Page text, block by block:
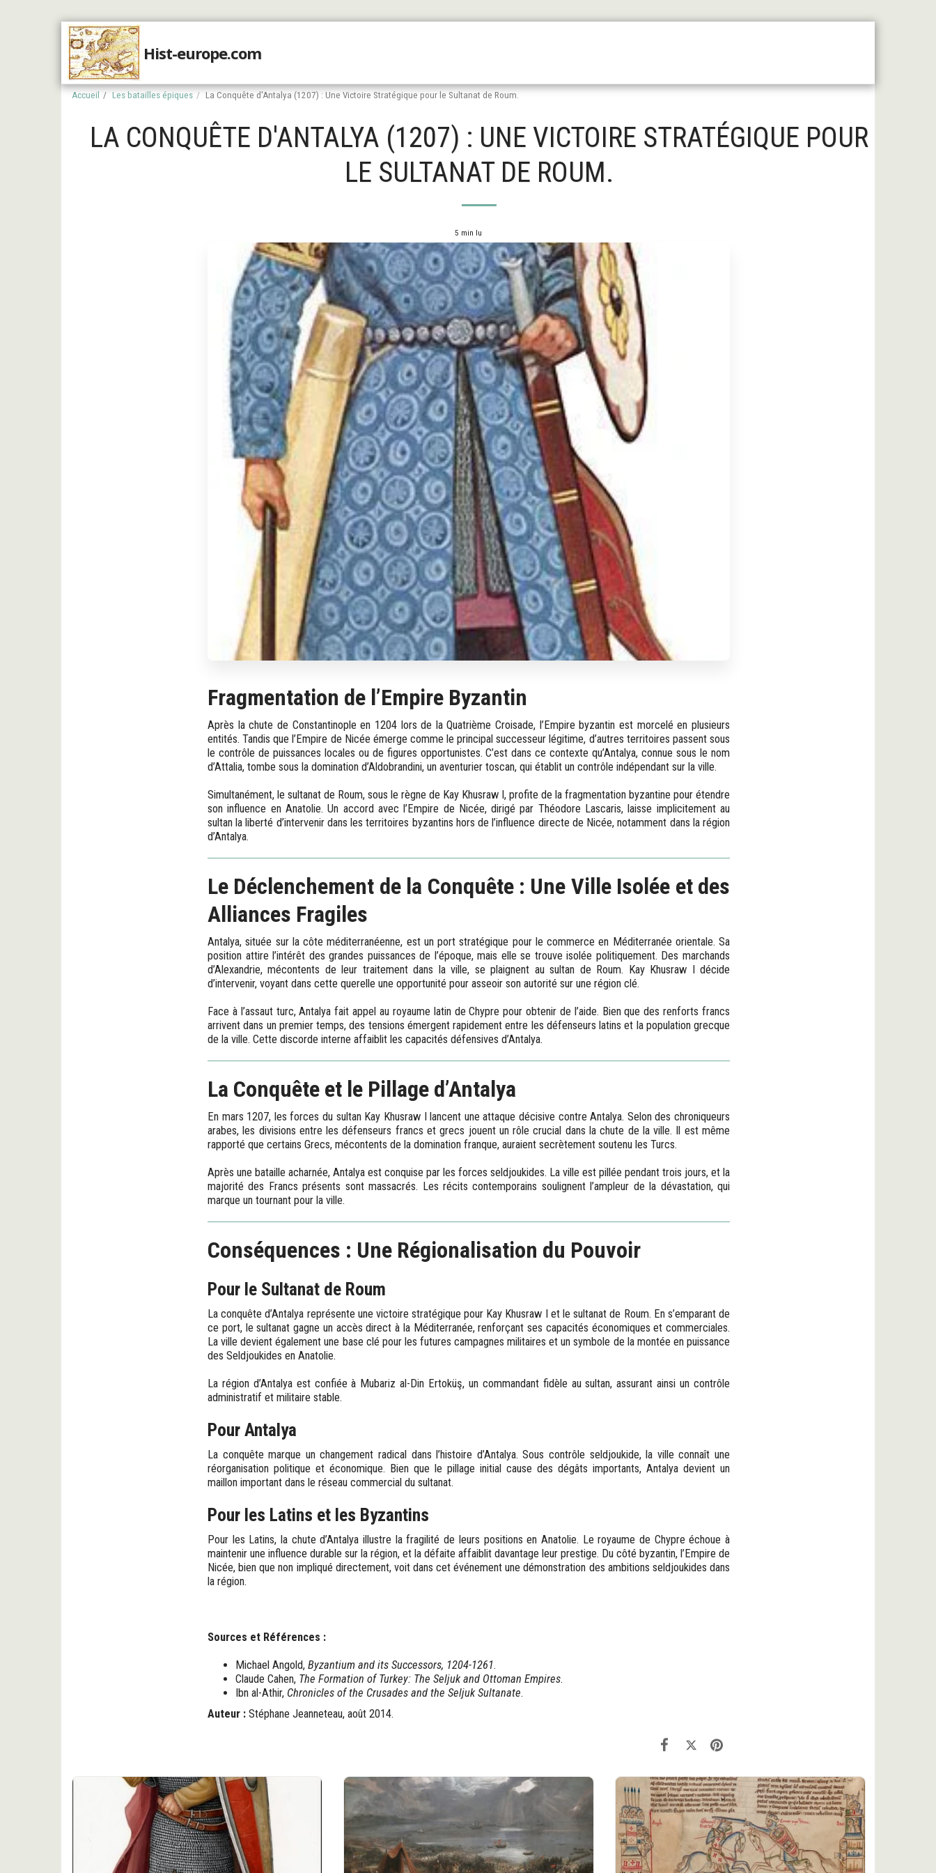
Hist-europe.com
Accueil Les batailles épiques La Conquête d'Antalya (1207) : Une Victoire Stratégique pour le Sultanat de Roum.
LA CONQUÊTE D'ANTALYA (1207) : UNE VICTOIRE STRATÉGIQUE POUR
LE SULTANAT DE ROUM.
5 min lu
Fragmentation de l’Empire Byzantin
Après la chute de Constantinople en 1204 lors de la Quatrième Croisade, l’Empire byzantin est morcelé en plusieurs
entités. Tandis que l’Empire de Nicée émerge comme le principal successeur légitime, d’autres territoires passent sous
le contrôle de puissances locales ou de figures opportunistes. C’est dans ce contexte qu’Antalya, connue sous le nom
d’Attalia, tombe sous la domination d’Aldobrandini, un aventurier toscan, qui établit un contrôle indépendant sur la ville.
Simultanément, le sultanat de Roum, sous le règne de Kay Khusraw I, profite de la fragmentation byzantine pour étendre
son influence en Anatolie. Un accord avec l’Empire de Nicée, dirigé par Théodore Lascaris, laisse implicitement au
sultan la liberté d’intervenir dans les territoires byzantins hors de l’influence directe de Nicée, notamment dans la région
d’Antalya.
Le Déclenchement de la Conquête : Une Ville Isolée et des
Alliances Fragiles
Antalya, située sur la côte méditerranéenne, est un port stratégique pour le commerce en Méditerranée orientale. Sa
position attire l’intérêt des grandes puissances de l’époque, mais elle se trouve isolée politiquement. Des marchands
d’Alexandrie, mécontents de leur traitement dans la ville, se plaignent au sultan de Roum. Kay Khusraw I décide
d’intervenir, voyant dans cette querelle une opportunité pour asseoir son autorité sur une région clé.
Face à l’assaut turc, Antalya fait appel au royaume latin de Chypre pour obtenir de l’aide. Bien que des renforts francs
arrivent dans un premier temps, des tensions émergent rapidement entre les défenseurs latins et la population grecque
de la ville. Cette discorde interne affaiblit les capacités défensives d’Antalya.
La Conquête et le Pillage d’Antalya
En mars 1207, les forces du sultan Kay Khusraw I lancent une attaque décisive contre Antalya. Selon des chroniqueurs
arabes, les divisions entre les défenseurs francs et grecs jouent un rôle crucial dans la chute de la ville. Il est même
rapporté que certains Grecs, mécontents de la domination franque, auraient secrètement soutenu les Turcs.
Après une bataille acharnée, Antalya est conquise par les forces seldjoukides. La ville est pillée pendant trois jours, et la
majorité des Francs présents sont massacrés. Les récits contemporains soulignent l’ampleur de la dévastation, qui
marque un tournant pour la ville.
Conséquences : Une Régionalisation du Pouvoir
Pour le Sultanat de Roum
La conquête d’Antalya représente une victoire stratégique pour Kay Khusraw I et le sultanat de Roum. En s’emparant de
ce port, le sultanat gagne un accès direct à la Méditerranée, renforçant ses capacités économiques et commerciales.
La ville devient également une base clé pour les futures campagnes militaires et un symbole de la montée en puissance
des Seldjoukides en Anatolie.
La région d’Antalya est confiée à Mubariz al-Din Ertoküş, un commandant fidèle au sultan, assurant ainsi un contrôle
administratif et militaire stable.
Pour Antalya
La conquête marque un changement radical dans l’histoire d’Antalya. Sous contrôle seldjoukide, la ville connaît une
réorganisation politique et économique. Bien que le pillage initial cause des dégâts importants, Antalya devient un
maillon important dans le réseau commercial du sultanat.
Pour les Latins et les Byzantins
Pour les Latins, la chute d’Antalya illustre la fragilité de leurs positions en Anatolie. Le royaume de Chypre échoue à
maintenir une influence durable sur la région, et la défaite affaiblit davantage leur prestige. Du côté byzantin, l’Empire de
Nicée, bien que non impliqué directement, voit dans cet événement une démonstration des ambitions seldjoukides dans
la région.
Sources et Références :
Michael Angold, Byzantium and its Successors, 1204-1261.
Claude Cahen, The Formation of Turkey: The Seljuk and Ottoman Empires.
Ibn al-Athir, Chronicles of the Crusades and the Seljuk Sultanate.
Auteur : Stéphane Jeanneteau, août 2014.